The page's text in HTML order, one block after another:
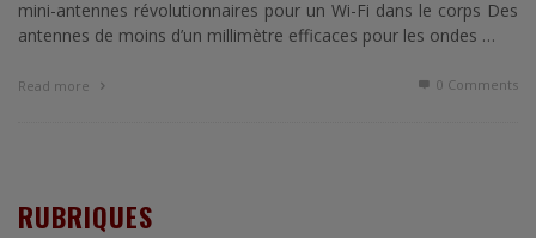
mini-antennes révolutionnaires pour un Wi-Fi dans le corps Des
antennes de moins d’un millimètre efficaces pour les ondes …
Read more 0 Comments
RUBRIQUES